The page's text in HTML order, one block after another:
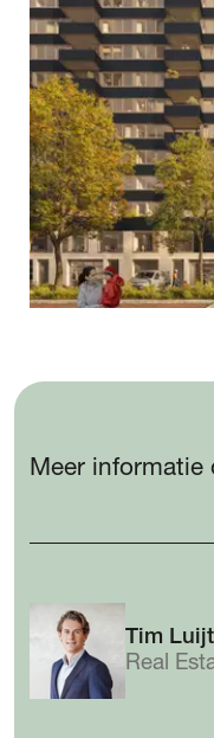
Meer informatie
Tim Luijt
Real